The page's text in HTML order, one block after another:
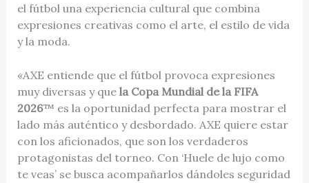
el fútbol una experiencia cultural que combina
expresiones creativas como el arte, el estilo de vida
y la moda.
«AXE entiende que el fútbol provoca expresiones
muy diversas y que la Copa Mundial de la FIFA
2026™ es la oportunidad perfecta para mostrar el
lado más auténtico y desbordado. AXE quiere estar
con los aficionados, que son los verdaderos
protagonistas del torneo. Con ‘Huele de lujo como
te veas’ se busca acompañarlos dándoles seguridad